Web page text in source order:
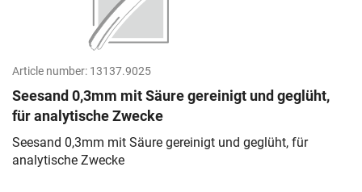
Article number: 13137.9025
Seesand 0,3mm mit Säure gereinigt und geglüht,
für analytische Zwecke
Seesand 0,3mm mit Säure gereinigt und geglüht, für
analytische Zwecke